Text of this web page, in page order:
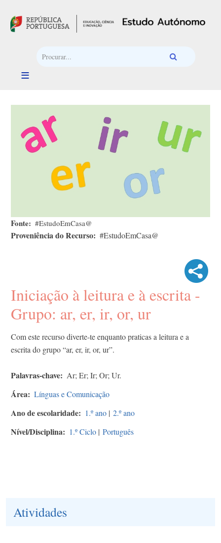
Fonte #EstudoEmCasa@
Proveniência do Recurso #EstudoEmCasa@
Iniciação à leitura e à escrita -
Grupo: ar, er, ir, or, ur
Com este recurso diverte-te enquanto praticas a leitura e a
escrita do grupo “ar, er, ir, or, ur”.
Palavras-chave Ar; Er; Ir; Or; Ur.
Área Línguas e Comunicação
Ano de escolaridade 1.º ano | 2.º ano
Nível/Disciplina 1.º Ciclo | Português
Atividades